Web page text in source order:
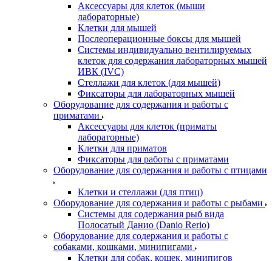
Аксессуары для клеток (мыши
лабораторные)
Клетки для мышей
Послеоперационные боксы для мышей
Системы индивидуально вентилируемых
клеток для содержания лабораторных мышей
ИВК (IVC)
Стеллажи для клеток (для мышей)
Фиксаторы для лабораторных мышей
Оборудование для содержания и работы с
приматами
Аксессуары для клеток (приматы
лабораторные)
Клетки для приматов
Фиксаторы для работы с приматами
Оборудование для содержания и работы с птицами
Клетки и стеллажи (для птиц)
Оборудование для содержания и работы с рыбами
Системы для содержания рыб вида
Полосатый Данио (Danio Rerio)
Оборудование для содержания и работы с
собаками, кошками, минипигами
Клетки для собак, кошек, минипигов